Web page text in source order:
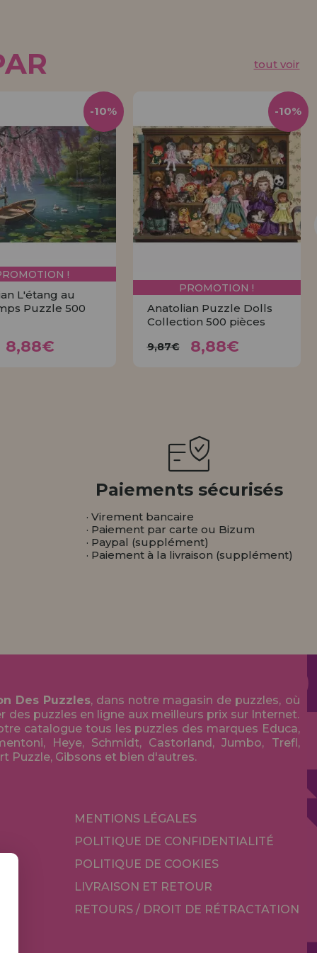
tout voir
!
L'étang au
Puzzle 500
8,88€
-10%
PROMOTION !
Anatolian Puzzle Dolls
Collection 500 pièces
9,87€ 8,88€
-10%
Paiements sécurisés
· Virement bancaire
· Paiement par carte ou Bizum
· Paypal (supplément)
· Paiement à la livraison (supplément)
Des Puzzles, dans notre magasin de puzzles, où
des puzzles en ligne aux meilleurs prix sur Internet.
catalogue tous les puzzles des marques Educa,
Heye, Schmidt, Castorland, Jumbo, Trefl,
Puzzle, Gibsons et bien d'autres.
MENTIONS LÉGALES
POLITIQUE DE CONFIDENTIALITÉ
POLITIQUE DE COOKIES
LIVRAISON ET RETOUR
RETOURS / DROIT DE RÉTRACTATION